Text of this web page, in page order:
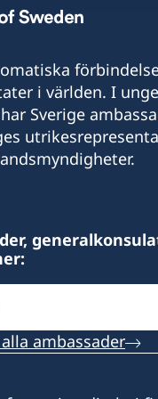
via e-post om
Tierra del Fuego
via mejl eller
i världen. I
Sverige
ambassader